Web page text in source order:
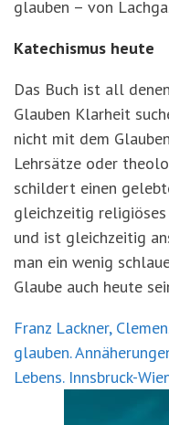
glauben – von
Katechismus heute
Das Buch ist all
Glauben Klarheit
nicht mit dem
Lehrsätze oder
schildert einen
gleichzeitig
und ist gleichzeitig
man ein wenig
Glaube auch heute
Franz Lackner,
glauben.
Lebens. Innsbruck-